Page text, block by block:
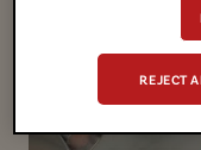
REJECT